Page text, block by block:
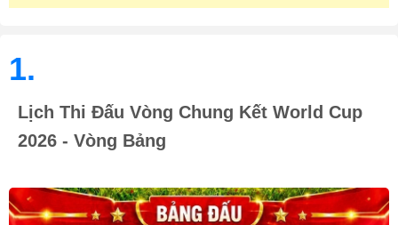
1.
Lịch Thi Đấu Vòng Chung Kết World Cup
2026 - Vòng Bảng